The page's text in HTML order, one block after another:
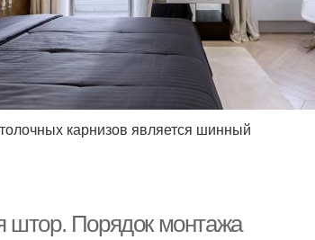
карнизов является шинный
штор. Порядок монтажа